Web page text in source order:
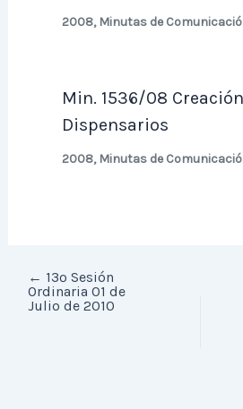
2008, Minutas de
Min. 1536/08
Dispensarios
2008, Minutas de
← 13º Sesión
Ordinaria 01 de
Julio de 2010